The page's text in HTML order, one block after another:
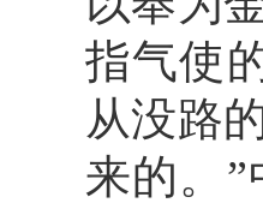
指气使
从没路
来的。